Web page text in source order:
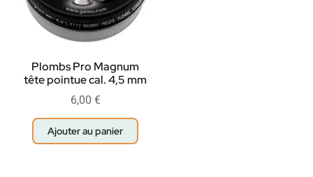
Plombs Pro Magnum
tête pointue cal. 4,5 mm
6,00 €
Ajouter au panier